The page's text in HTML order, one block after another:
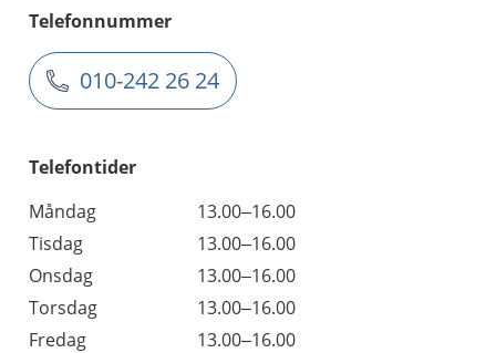
Telefonnummer
010-242 26 24
Telefontider
Måndag
13.00–16.00
Tisdag
13.00–16.00
Onsdag
13.00–16.00
Torsdag
13.00–16.00
Fredag
13.00–16.00